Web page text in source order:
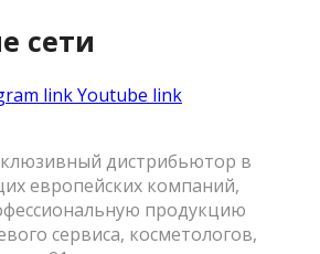
сети
linkYoutube link
дистрибьютор в
европейских компаний,
продукцию
сервиса, косметологов,